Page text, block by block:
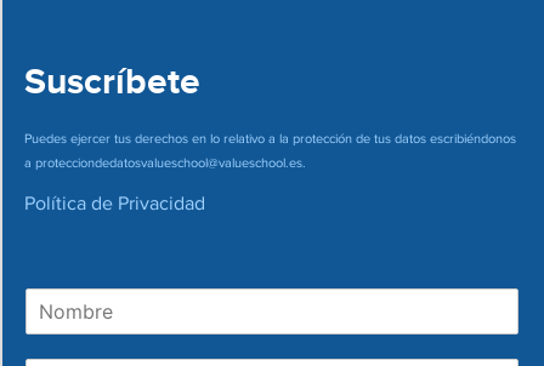
Suscríbete
Puedes ejercer tus derechos en lo relativo a la protección de tus datos escribiéndonos
a protecciondedatosvalueschool@valueschool.es.
Política de Privacidad